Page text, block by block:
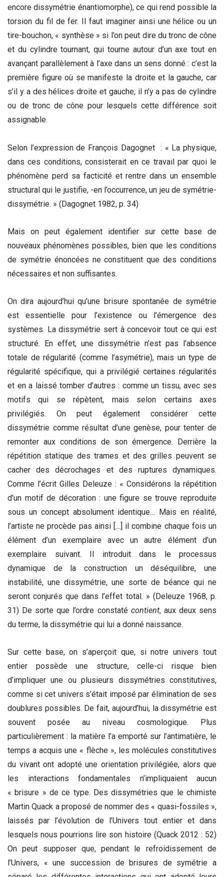
encore dissymétrie énantiomorphe), ce qui rend possible la
torsion du fil de fer. Il faut imaginer ainsi une hélice ou un
tire-bouchon, « synthèse » si l’on peut dire du tronc de cône
et du cylindre tournant, qui tourne autour d’un axe tout en
avançant parallèlement à l’axe dans un sens donné : c’est la
première figure où se manifeste la droite et la gauche, car
s’il y a des hélices droite et gauche, il n’y a pas de cylindre
ou de tronc de cône pour lesquels cette différence soit
assignable.
Selon l’expression de François Dagognet : « La physique,
dans ces conditions, consisterait en ce travail par quoi le
phénomène perd sa facticité et rentre dans un ensemble
structural qui le justifie, -en l’occurrence, un jeu de symétrie-
dissymétrie. » (Dagognet 1982, p. 34)
Mais on peut également identifier sur cette base de
nouveaux phénomènes possibles, bien que les conditions
de symétrie énoncées ne constituent que des conditions
nécessaires et non suffisantes.
On dira aujourd’hui qu’une brisure spontanée de symétrie
est essentielle pour l’existence ou l’émergence des
systèmes. La dissymétrie sert à concevoir tout ce qui est
structuré. En effet, une dissymétrie n’est pas l’absence
totale de régularité (comme l’asymétrie), mais un type de
régularité spécifique, qui a privilégié certaines régularités
et en a laissé tomber d’autres : comme un tissu, avec ses
motifs qui se répètent, mais selon certains axes
privilégiés. On peut également considérer cette
dissymétrie comme résultat d’une genèse, pour tenter de
remonter aux conditions de son émergence. Derrière la
répétition statique des trames et des grilles peuvent se
cacher des décrochages et des ruptures dynamiques.
Comme l’écrit Gilles Deleuze : « Considérons la répétition
d’un motif de décoration : une figure se trouve reproduite
sous un concept absolument identique… Mais en réalité,
l’artiste ne procède pas ainsi […] il combine chaque fois un
élément d’un exemplaire avec un autre élément d’un
exemplaire suivant. Il introduit dans le processus
dynamique de la construction un déséquilibre, une
instabilité, une dissymétrie, une sorte de béance qui ne
seront conjurés que dans l’effet total. » (Deleuze 1968, p.
31) De sorte que l’ordre constaté contient, aux deux sens
du terme, la dissymétrie qui lui a donné naissance.
Sur cette base, on s’aperçoit que, si notre univers tout
entier possède une structure, celle-ci risque bien
d’impliquer une ou plusieurs dissymétries constitutives,
comme si cet univers s’était imposé par élimination de ses
doublures possibles. De fait, aujourd’hui, la dissymétrie est
souvent posée au niveau cosmologique. Plus
particulièrement : la matière l’a emporté sur l’antimatière, le
temps a acquis une « flèche », les molécules constitutives
du vivant ont adopté une orientation privilégiée, alors que
les interactions fondamentales n’impliquaient aucun
« brisure » de ce type. Des dissymétries que le chimiste
Martin Quack a proposé de nommer des « quasi-fossiles »,
laissés par l’évolution de l’Univers tout entier et dans
lesquels nous pourrions lire son histoire (Quack 2012 : 52)
On peut supposer que, pendant le refroidissement de
l’Univers, « une succession de brisures de symétrie a